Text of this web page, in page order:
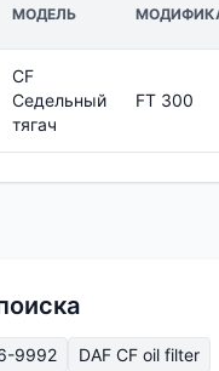
МОДЕЛЬ
CF
Седельный
тягач
FT 300
9992
DAF CF oil filter